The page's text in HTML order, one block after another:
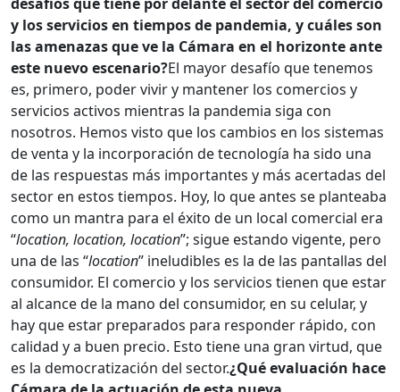
y los servicios en tiempos de pandemia, y cuáles son
las amenazas que ve la Cámara en el horizonte ante
este nuevo escenario?El mayor desafío que tenemos
es, primero, poder vivir y mantener los comercios y
servicios activos mientras la pandemia siga con
nosotros. Hemos visto que los cambios en los sistemas
de venta y la incorporación de tecnología ha sido una
de las respuestas más importantes y más acertadas del
sector en estos tiempos. Hoy, lo que antes se planteaba
como un mantra para el éxito de un local comercial era
“location, location, location”; sigue estando vigente, pero
una de las “location” ineludibles es la de las pantallas del
consumidor. El comercio y los servicios tienen que estar
al alcance de la mano del consumidor, en su celular, y
hay que estar preparados para responder rápido, con
calidad y a buen precio. Esto tiene una gran virtud, que
es la democratización del sector.¿Qué evaluación hace